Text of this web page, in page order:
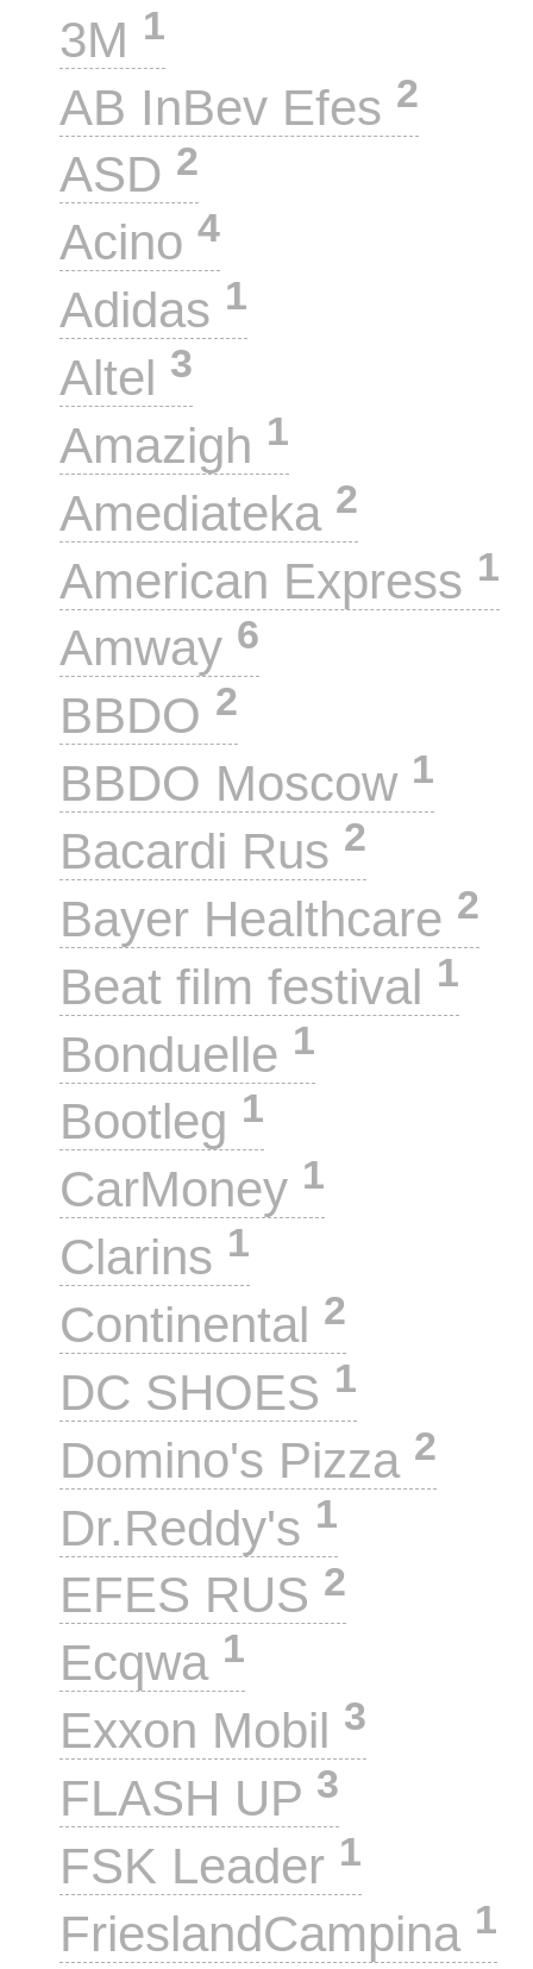
3M 1
AB InBev Efes 2
ASD 2
Acino 4
Adidas 1
Altel 3
Amazigh 1
Amediateka 2
American Express 1
Amway 6
BBDO 2
BBDO Moscow 1
Bacardi Rus 2
Bayer Healthcare 2
Beat film festival 1
Bonduelle 1
Bootleg 1
CarMoney 1
Clarins 1
Continental 2
DC SHOES 1
Domino's Pizza 2
Dr.Reddy's 1
EFES RUS 2
Ecqwa 1
Exxon Mobil 3
FLASH UP 3
FSK Leader 1
FrieslandCampina 1